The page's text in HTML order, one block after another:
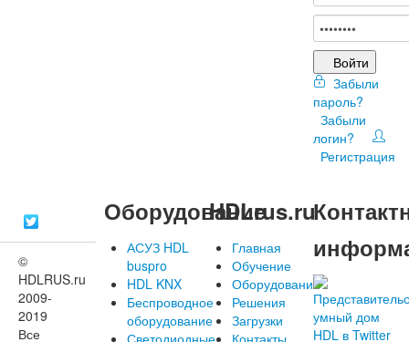
Войти
Забыли
пароль?
Забыли
логин?
Регистрация
©
HDLRUS.ru
2009-
2019
Все
Оборудование
АСУЗ HDL
buspro
HDL KNX
Беспроводное
оборудование
Светодиодные
HDLrus.ru
Главная
Обучение
Оборудование
Решения
Загрузки
Контакты